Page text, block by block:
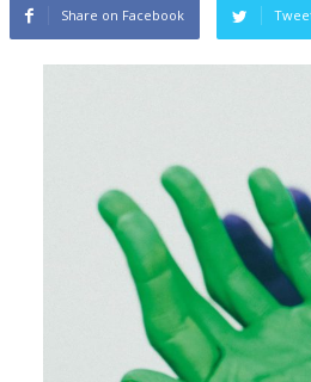
Share on Facebook